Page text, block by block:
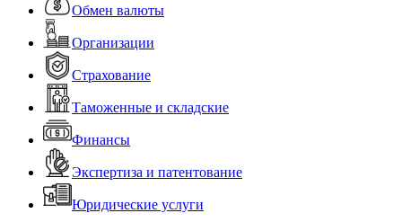
Обмен валюты
Организации
Страхование
Таможенные и складские
Финансы
Экспертиза и патентование
Юридические услуги